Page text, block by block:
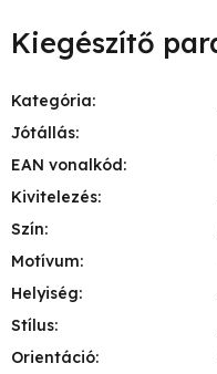
Kiegészítő
Kategória:
Jótállás:
EAN vonalkód:
Kivitelezés:
Szín:
Motívum:
Helyiség:
Stílus:
Orientáció: